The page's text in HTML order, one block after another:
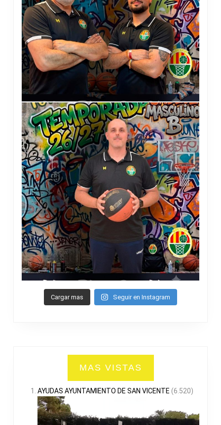
Cargar mas Seguir en Instagram
MAS VISTAS
AYUDAS AYUNTAMIENTO DE SAN VICENTE (6.520)